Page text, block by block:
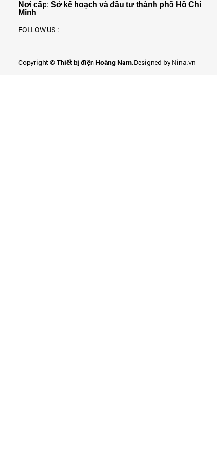
Nơi cấp: Sở kế hoạch và đầu tư thành phố Hồ Chí
Minh
FOLLOW US :
Copyright ©Thiết bị điện Hoàng Nam.Designed by Nina.vn